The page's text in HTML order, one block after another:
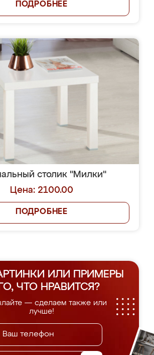
ПОДРОБНЕЕ
столик "Милки"
Цена: 2100.00
ПОДРОБНЕЕ
ИЛИ ПРИМЕРЫ
ЧТО НРАВИТСЯ?
— сделаем также или
лучше!